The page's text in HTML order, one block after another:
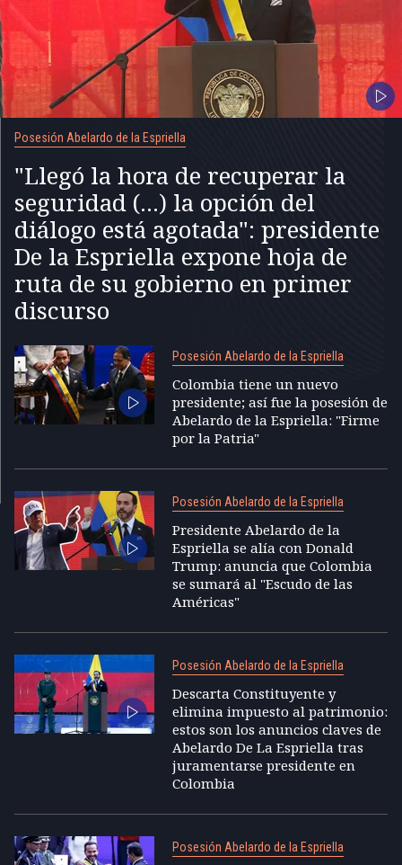
Posesión Abelardo de la Espriella
"Llegó la hora de recuperar la
seguridad (...) la opción del
diálogo está agotada": presidente
De la Espriella expone hoja de
ruta de su gobierno en primer
discurso
Posesión Abelardo de la Espriella
Colombia tiene un nuevo
presidente; así fue la posesión de
Abelardo de la Espriella: "Firme
por la Patria"
Posesión Abelardo de la Espriella
Presidente Abelardo de la
Espriella se alía con Donald
Trump: anuncia que Colombia
se sumará al "Escudo de las
Américas"
Posesión Abelardo de la Espriella
Descarta Constituyente y
elimina impuesto al patrimonio:
estos son los anuncios claves de
Abelardo De La Espriella tras
juramentarse presidente en
Colombia
Posesión Abelardo de la Espriella